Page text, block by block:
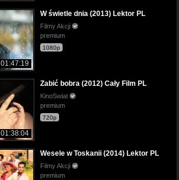
01:47:19
W świetle dnia (2013) Lektor PL
Filmy Akcji
premium
1080p
01:38:04
Zabić bobra (2012) Cały Film PL
KinoSwiat
premium
720p
Wesele w Toskanii (2014) Lektor PL
Filmy Akcji
premium